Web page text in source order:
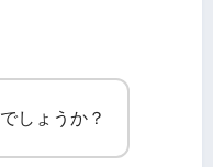
しょうか？